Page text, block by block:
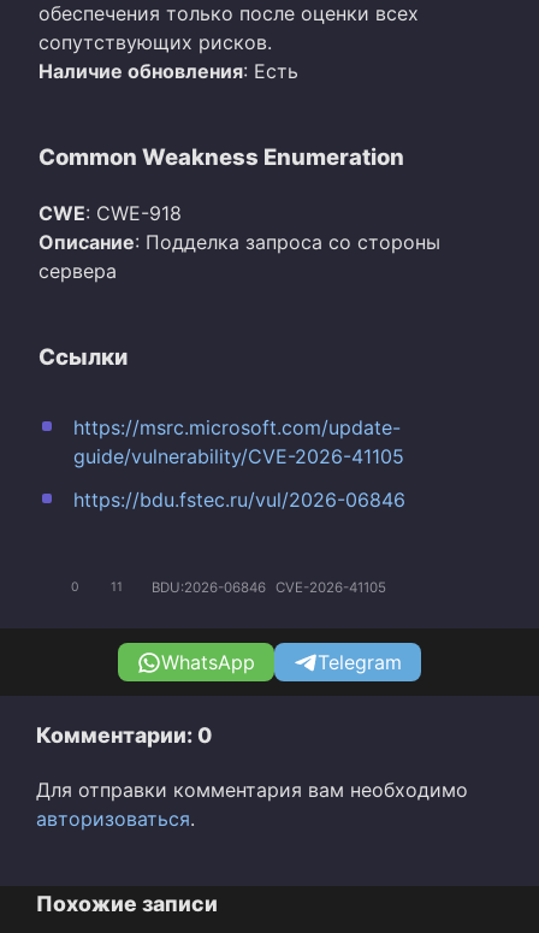
обеспечения только после оценки всех
сопутствующих рисков.
Наличие обновления: Есть
Common Weakness Enumeration
CWE: CWE-918
Описание: Подделка запроса со стороны
сервера
Ссылки
https://msrc.microsoft.com/update-
guide/vulnerability/CVE-2026-41105
https://bdu.fstec.ru/vul/2026-06846
0 11 BDU:2026-06846 CVE-2026-41105
WhatsApp Telegram
Комментарии: 0
Для отправки комментария вам необходимо
авторизоваться.
Похожие записи